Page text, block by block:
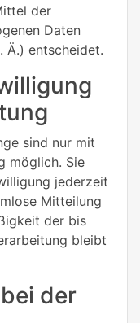
der
Daten
Ä.) entscheidet.
sind nur mit
möglich. Sie
jederzeit
Mitteilung
der bis
bleibt
der